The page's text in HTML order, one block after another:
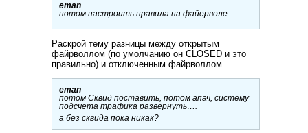
eman
потом настроить правила на файерволе
Раскрой тему разницы между открытым
файрволлом (по умолчанию он CLOSED и это
правильно) и отключенным файрволлом.
eman
потом Сквид поставить, потом апач, систему
подсчета трафика развернуть….
а без сквида пока никак?